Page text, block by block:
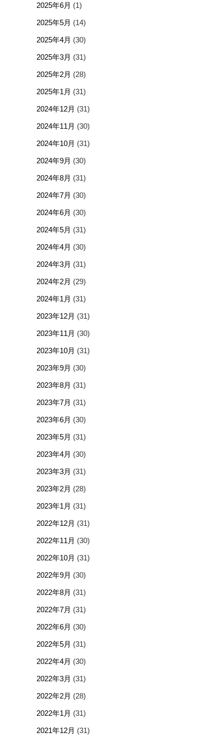
2025年6月 (1)
2025年5月 (14)
2025年4月 (30)
2025年3月 (31)
2025年2月 (28)
2025年1月 (31)
2024年12月 (31)
2024年11月 (30)
2024年10月 (31)
2024年9月 (30)
2024年8月 (31)
2024年7月 (30)
2024年6月 (30)
2024年5月 (31)
2024年4月 (30)
2024年3月 (31)
2024年2月 (29)
2024年1月 (31)
2023年12月 (31)
2023年11月 (30)
2023年10月 (31)
2023年9月 (30)
2023年8月 (31)
2023年7月 (31)
2023年6月 (30)
2023年5月 (31)
2023年4月 (30)
2023年3月 (31)
2023年2月 (28)
2023年1月 (31)
2022年12月 (31)
2022年11月 (30)
2022年10月 (31)
2022年9月 (30)
2022年8月 (31)
2022年7月 (31)
2022年6月 (30)
2022年5月 (31)
2022年4月 (30)
2022年3月 (31)
2022年2月 (28)
2022年1月 (31)
2021年12月 (31)